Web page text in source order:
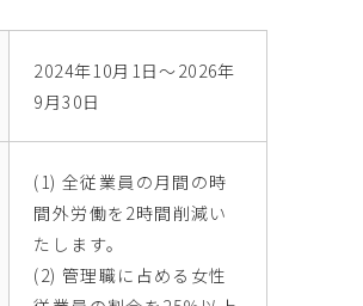
2024年10月1日～2026年
9月30日
(1) 全従業員の月間の時
間外労働を2時間削減い
たします。
(2) 管理職に占める女性